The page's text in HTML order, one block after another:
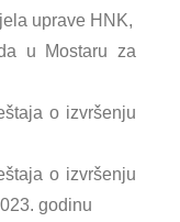
uprave HNK,
u Mostaru za
o izvršenju
o izvršenju
godinu